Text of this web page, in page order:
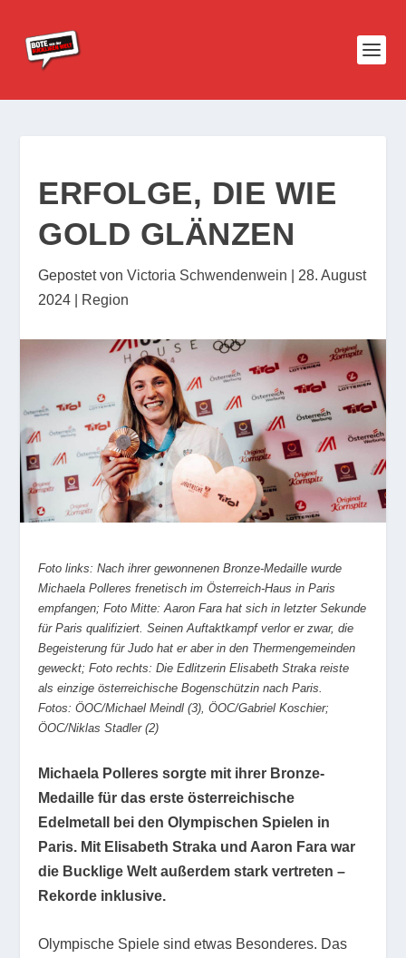
ERFOLGE, DIE WIE
GOLD GLÄNZEN
Gepostet vonVictoria Schwendenwein
28. August
2024
Region
Foto links: Nach ihrer gewonnenen Bronze-Medaille wurde
Michaela Polleres frenetisch im Österreich-Haus in Paris
empfangen; Foto Mitte: Aaron Fara hat sich in letzter Sekunde
für Paris qualifiziert. Seinen Auftaktkampf verlor er zwar, die
Begeisterung für Judo hat er aber in den Thermengemeinden
geweckt; Foto rechts: Die Edlitzerin Elisabeth Straka reiste
als einzige österreichische Bogenschützin nach Paris.
Fotos: ÖOC/Michael Meindl (3), ÖOC/Gabriel Koschier;
ÖOC/Niklas Stadler (2)
Michaela Polleres sorgte mit ihrer Bronze-
Medaille für das erste österreichische
Edelmetall bei den Olympischen Spielen in
Paris. Mit Elisabeth Straka und Aaron Fara war
die Bucklige Welt außerdem stark vertreten –
Rekorde inklusive.
Olympische Spiele sind etwas Besonderes. Das